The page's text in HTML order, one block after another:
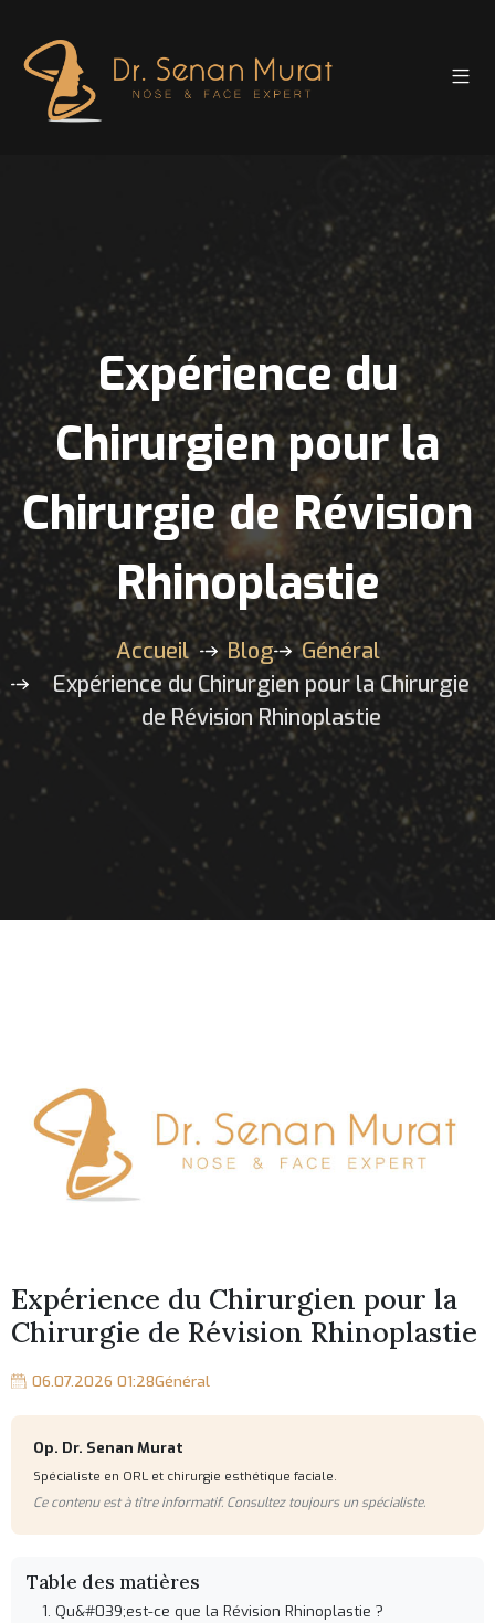
Expérience du
Chirurgien pour la
Chirurgie de Révision
Rhinoplastie
Accueil Blog
Général
Expérience du Chirurgien pour la Chirurgie
de Révision Rhinoplastie
Expérience du Chirurgien pour la
Chirurgie de Révision Rhinoplastie
06.07.2026 01:28Général
Op. Dr. Senan Murat
Spécialiste en ORL et chirurgie esthétique faciale.
Ce contenu est à titre informatif. Consultez toujours un spécialiste.
Table des matières
Qu&#039;est-ce que la Révision Rhinoplastie ?